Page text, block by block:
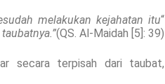
“
melakukan kejahatan itu
(QS. Al-Maidah [5]: 39).
secara terpisah dari taubat,